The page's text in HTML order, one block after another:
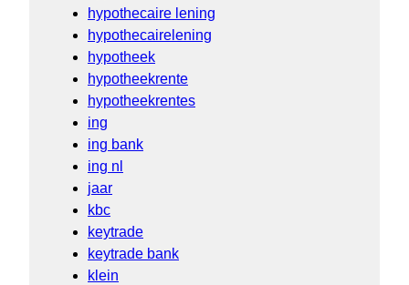
hypothecaire lening
hypothecairelening
hypotheek
hypotheekrente
hypotheekrentes
ing
ing bank
ing nl
jaar
kbc
keytrade
keytrade bank
klein